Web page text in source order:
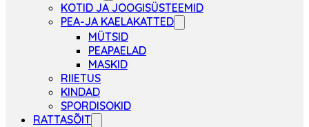
KOTID JA JOOGISÜSTEEMID
PEA-JA KAELAKATTED
MÜTSID
PEAPAELAD
MASKID
RIIETUS
KINDAD
SPORDISOKID
RATTASÕIT